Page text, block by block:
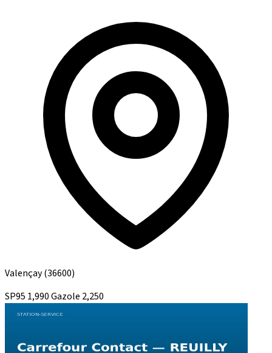
Valençay(36600)
SP95 1,990Gazole 2,250